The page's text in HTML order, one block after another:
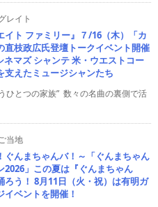
レイト
イト ファミリー』７/16（木）「カ
直枝政広氏登壇トークイベント開催
ネマズ シャンテ 米・ウエストコー
支えたミュージシャンたち
ひとつの家族” 数々の名曲の裏側で活
当地
ぐんまちゃんバ！～「ぐんまちゃん
2026」この夏は『ぐんまちゃん
ろう！ 8月11日（火・祝）は有明ガ
ベントを開催！